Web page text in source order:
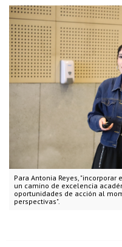
Para Antonia Reyes,
un camino de excelencia
oportunidades de acción al
perspectivas".